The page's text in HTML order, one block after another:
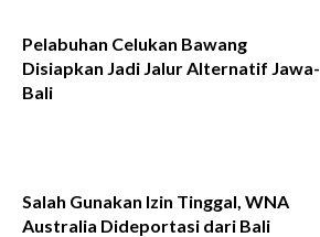
Pelabuhan Celukan Bawang
Disiapkan Jadi Jalur Alternatif Jawa-
Bali
Salah Gunakan Izin Tinggal, WNA
Australia Dideportasi dari Bali